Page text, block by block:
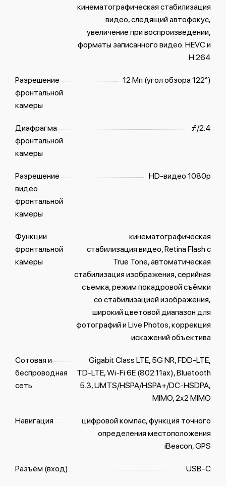
кинематографическая стабилизация
видео, следящий автофокус,
увеличение при воспроизведении,
форматы записанного видео: HEVC и
H.264
Разрешение
фронтальной
камеры
12 Мп (угол обзора 122°)
Диафрагма
фронтальной
камеры
ƒ/2.4
Разрешение
видео
фронтальной
камеры
HD-видео 1080p
Функции
фронтальной
камеры
кинематографическая
стабилизация видео, Retina Flash с
True Tone, автоматическая
стабилизация изображения, серийная
съемка, режим покадровой съёмки
со стабилизацией изображения,
широкий цветовой диапазон для
фотографий и Live Photos, коррекция
искажений объектива
Сотовая и
беспроводная
сеть
Gigabit Class LTE, 5G NR, FDD‑LTE,
TD‑LTE, Wi-Fi 6E (802.11ax), Bluetooth
5.3, UMTS/HSPA/​HSPA+/​DC-HSDPA,
MIMO, 2x2 MIMO
Навигация
цифровой компас, функция точного
определения местоположения
iBeacon, GPS
Разъём (вход) USB‑C